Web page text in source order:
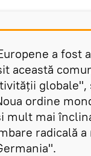
a fost
această
ordine
mult mai
radicală